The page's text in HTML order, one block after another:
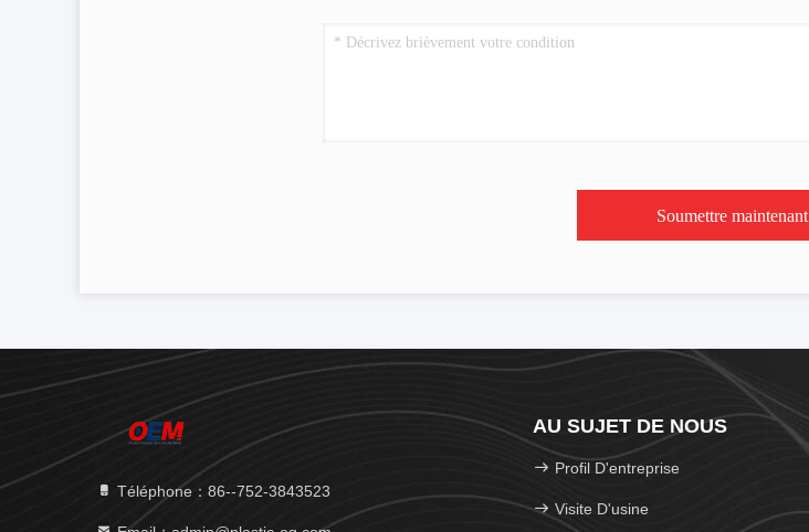
Soumettre maintenant
Téléphone：86--752-3843523
AU SUJET DE NOUS
Profil D'entreprise
Visite D'usine